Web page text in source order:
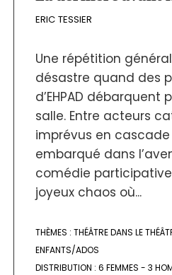
ERIC TESSIER
Une répétition
désastre quand des
d’EHPAD débarquent
salle. Entre acteurs
imprévus en
embarqué dans
comédie
joyeux chaos où...
THÈMES : THÉÂTRE DANS LE
ENFANTS/ADOS
DISTRIBUTION : 6 FEMMES - 3